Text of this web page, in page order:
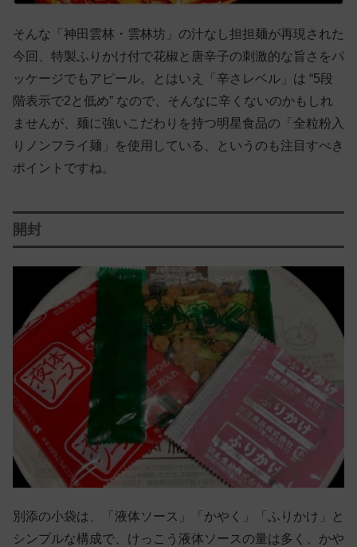
そんな「神田雲林・雲林坊」の汁なし担担麺が再現された
今回、特製ふりかけ付で花椒と唐辛子の刺激的な旨さをパ
ッケージでもアピール。とはいえ「辛さレベル」は “5段
階表示で2と低め” なので、そんなに辛くないのかもしれ
ませんが、麺に強いこだわりを持つ明星食品の「全粒粉入
りノンフライ麺」を使用している、というのも注目すべき
ポイントですね。
開封
別添の小袋は、「液体ソース」「かやく」「ふりかけ」と
シンプルな構成で、けっこう液体ソースの量は多く、かや